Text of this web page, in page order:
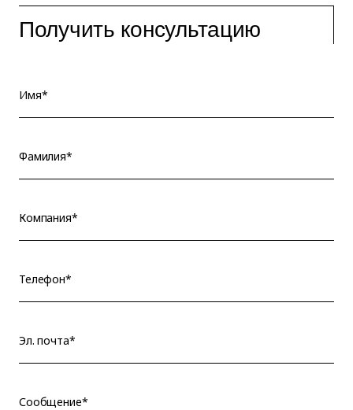
Получить консультацию
Имя*
Фамилия*
Компания*
Телефон*
Эл. почта*
Сообщение*